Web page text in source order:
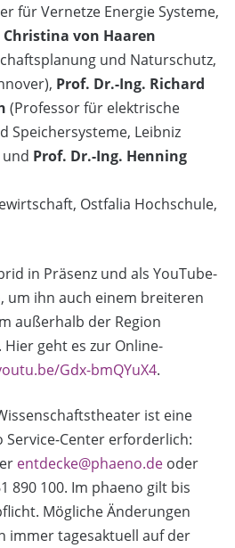
für Vernetze Energie Systeme,
Christina von Haaren
und Naturschutz,
Prof. Dr.-Ing. Richard
(Professor für elektrische
Speichersysteme, Leibniz
Prof. Dr.-Ing. Henning
Ostfalia Hochschule,
in Präsenz und als YouTube-
um ihn auch einem breiteren
außerhalb der Region
geht es zur Online-
Gdx-bmQYuX4.
ist eine
Center erforderlich:
entdecke@phaeno.de oder
890 100. Im phaeno gilt bis
Mögliche Änderungen
immer tagesaktuell auf der